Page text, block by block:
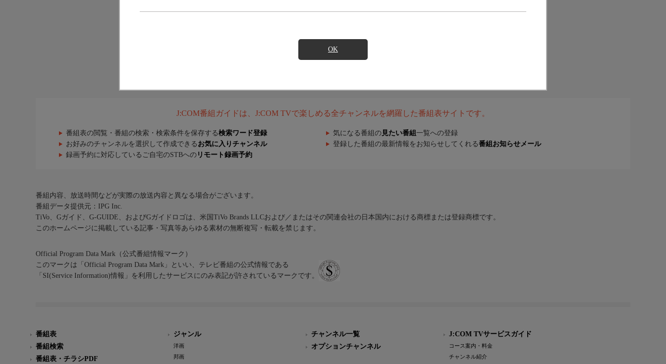
OK
J:COM番組ガイドは、J:COM TVで楽しめる全チャンネルを網羅した番組表サイトです。
番組表の閲覧・番組の検索・検索条件を保存する検索ワード登録 気になる番組の 見たい番組 一覧への登録
お好みのチャンネルを選択して作成できる お気に入りチャンネル 登録した番組の最新情報をお知らせしてくれる番組お知らせメール
録画予約に対応しているご自宅のSTBへの リモート録画予約
番組内容、放送時間などが実際の放送内容と異なる場合がございます。
番組データ提供元：IPG Inc.
TiVo、Gガイド、G-GUIDE、およびGガイドロゴは、米国TiVo Brands LLCおよび／またはその関連会社の日本国内における商標または登録商標です。
このホームページに掲載している記事・写真等あらゆる素材の無断複写・転載を禁じます。
Official Program Data Mark（公式番組情報マーク）
このマークは「Official Program Data Mark」といい、テレビ番組の公式情報である
「SI(Service Information)情報」を利用したサービスにのみ表記が許されているマークです。
番組表
番組検索
番組表・チラシPDF
ジャンル
洋画
邦画
チャンネル一覧
オプションチャンネル
J:COM TVサービスガイド
コース案内・料金
チャンネル紹介